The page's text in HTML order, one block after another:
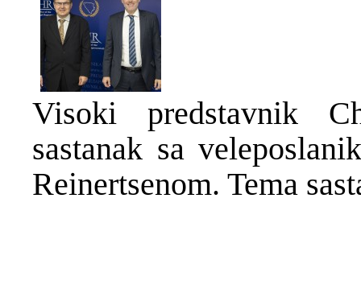
Visoki predstavnik
sastanak sa
Reinertsenom. Tema